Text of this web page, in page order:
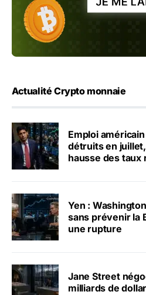
Actualité Crypto monnaie
Emploi
détruits en
hausse des taux
Yen :
sans prévenir la
une rupture
Jane Street
milliards de